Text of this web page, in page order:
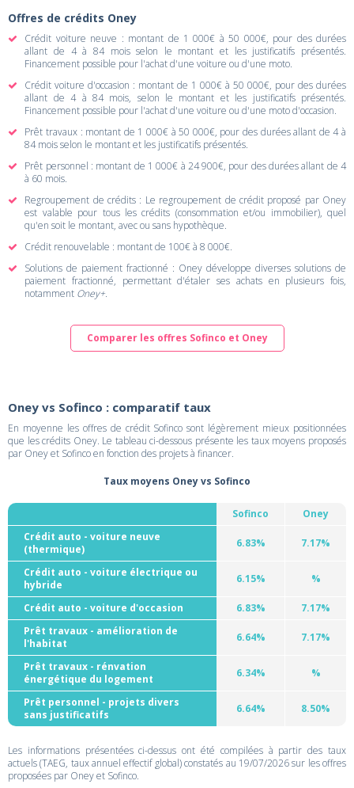
Offres de crédits Oney
Crédit voiture neuve : montant de 1 000€ à 50 000€, pour des durées
allant de 4 à 84 mois selon le montant et les justificatifs présentés.
Financement possible pour l'achat d'une voiture ou d'une moto.
Crédit voiture d'occasion : montant de 1 000€ à 50 000€, pour des durées
allant de 4 à 84 mois, selon le montant et les justificatifs présentés.
Financement possible pour l'achat d'une voiture ou d'une moto d'occasion.
Prêt travaux : montant de 1 000€ à 50 000€, pour des durées allant de 4 à
84 mois selon le montant et les justificatifs présentés.
Prêt personnel : montant de 1 000€ à 24 900€, pour des durées allant de 4
à 60 mois.
Regroupement de crédits : Le regroupement de crédit proposé par Oney
est valable pour tous les crédits (consommation et/ou immobilier), quel
qu'en soit le montant, avec ou sans hypothèque.
Crédit renouvelable : montant de 100€ à 8 000€.
Solutions de paiement fractionné : Oney développe diverses solutions de
paiement fractionné, permettant d'étaler ses achats en plusieurs fois,
notamment Oney+.
Comparer les offres Sofinco et Oney
Oney vs Sofinco : comparatif taux
En moyenne les offres de crédit Sofinco sont légèrement mieux positionnées
que les crédits Oney. Le tableau ci-dessous présente les taux moyens proposés
par Oney et Sofinco en fonction des projets à financer.
Taux moyens Oney vs Sofinco
Sofinco
Oney
Crédit auto - voiture neuve
(thermique)
6.83% 7.17%
Crédit auto - voiture électrique ou
hybride
6.15% %
Crédit auto - voiture d'occasion 6.83%
7.17%
Prêt travaux - amélioration de
l'habitat
6.64% 7.17%
Prêt travaux - rénvation
énergétique du logement
6.34% %
Prêt personnel - projets divers
sans justificatifs
6.64% 8.50%
Les informations présentées ci-dessus ont été compilées à partir des taux
actuels (TAEG, taux annuel effectif global) constatés au 19/07/2026 sur les offres
proposées par Oney et Sofinco.